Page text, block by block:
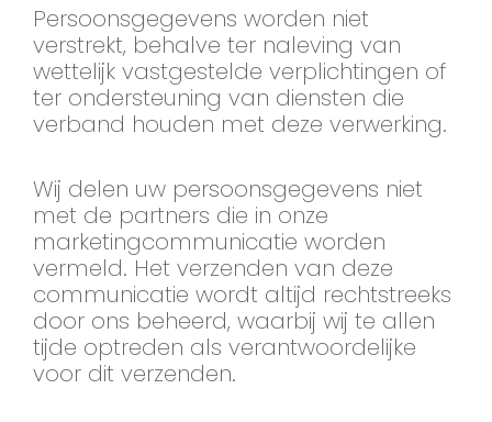
Persoonsgegevens worden niet
verstrekt, behalve ter naleving van
wettelijk vastgestelde verplichtingen of
ter ondersteuning van diensten die
verband houden met deze verwerking.
Wij delen uw persoonsgegevens niet
met de partners die in onze
marketingcommunicatie worden
vermeld. Het verzenden van deze
communicatie wordt altijd rechtstreeks
door ons beheerd, waarbij wij te allen
tijde optreden als verantwoordelijke
voor dit verzenden.